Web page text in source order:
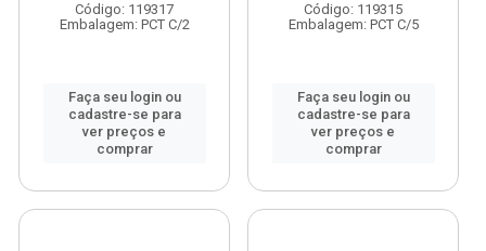
Código: 119317
Embalagem: PCT C/2
Faça seu login ou
cadastre-se para
ver preços e
comprar
Código: 119315
Embalagem: PCT C/5
Faça seu login ou
cadastre-se para
ver preços e
comprar